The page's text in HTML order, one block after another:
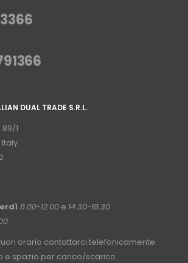
DUAL TRADE S.R.L.
1
Italy
8.00-12.00 e 14.30-18.30
orario contattarci telefonicamente.
e spazio per carico/scarico.